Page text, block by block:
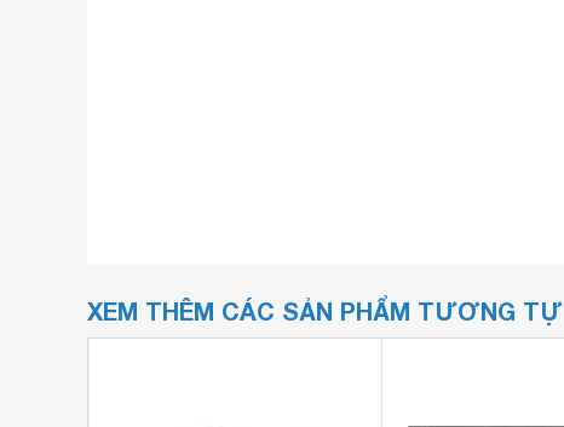
XEM THÊM CÁC SẢN PHẨM TƯƠNG TỰ